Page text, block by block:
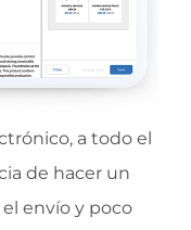
a todo el
de hacer un
envío y poco